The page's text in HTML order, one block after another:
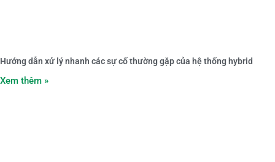
Hướng dẫn xử lý nhanh các sự cố thường gặp của hệ thống hybrid
Xem thêm »